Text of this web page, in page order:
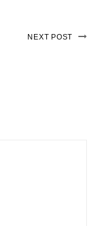
NEXT POST